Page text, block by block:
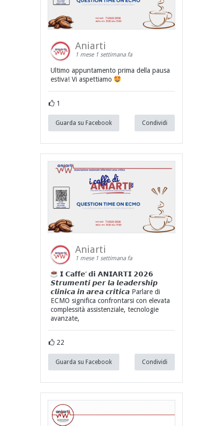
Aniarti
1 mese 1 settimana fa
Ultimo appuntamento prima della pausa
estiva! Vi aspettiamo
1
Guarda su Facebook Condividi
Aniarti
1 mese 1 settimana fa
𝗜 𝗖𝗮𝗳𝗳𝗲’ 𝗱𝗶 𝗔𝗡𝗜𝗔𝗥𝗧𝗜 𝟮𝟬𝟮𝟲
𝙎𝙩𝙧𝙪𝙢𝙚𝙣𝙩𝙞 𝙥𝙚𝙧 𝙡𝙖 𝙡𝙚𝙖𝙙𝙚𝙧𝙨𝙝𝙞𝙥
𝙘𝙡𝙞𝙣𝙞𝙘𝙖 𝙞𝙣 𝙖𝙧𝙚𝙖 𝙘𝙧𝙞𝙩𝙞𝙘𝙖 Parlare di
ECMO significa confrontarsi con elevata
complessità assistenziale, tecnologie
avanzate,
22
Guarda su Facebook Condividi